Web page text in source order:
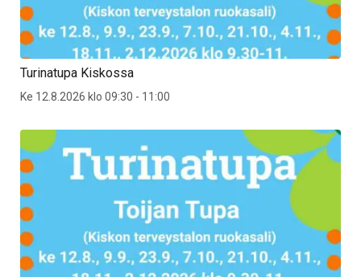
Turinatupa Kiskossa
Ke 12.8.2026 klo 09:30 - 11:00